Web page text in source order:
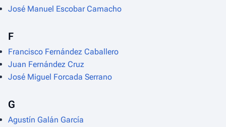
José Manuel Escobar Camacho
F
Francisco Fernández Caballero
Juan Fernández Cruz
José Miguel Forcada Serrano
G
Agustín Galán García